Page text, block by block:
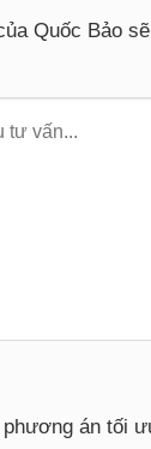
Quốc Bảo
án tối